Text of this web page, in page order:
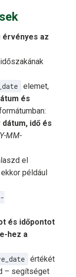
érvényes az
elemet,
és
dátum, idő és
MM-
el
például
és időpontot
hez a
értékét
– segítséget